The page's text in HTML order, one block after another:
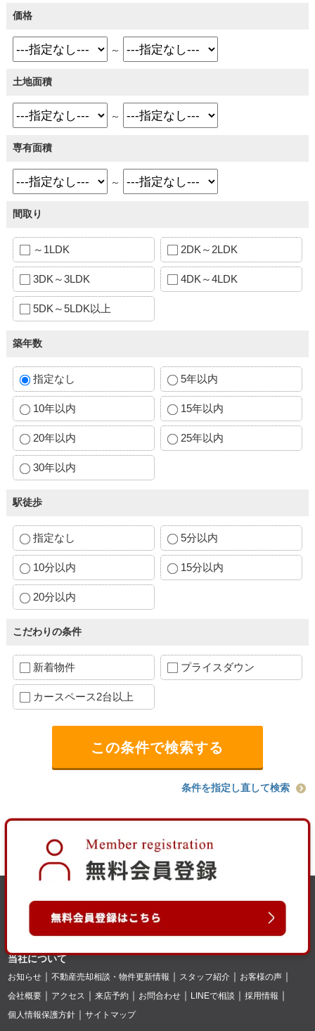
価格
～
土地面積
～
専有面積
～
間取り
～1LDK 2DK～2LDK
3DK～3LDK 4DK～4LDK
5DK～5LDK以上
築年数
指定なし 5年以内
10年以内 15年以内
20年以内 25年以内
30年以内
駅徒歩
指定なし 5分以内
10分以内 15分以内
20分以内
こだわりの条件
新着物件 プライスダウン
カースペース2台以上
条件を指定し直して検索
当社について
お知らせ 不動産売却相談・物件更新情報 スタッフ紹介
お客様の声
会社概要
アクセス 来店予約 お問合わせ LINEで相談
採用情報
個人情報保護方針
サイトマップ